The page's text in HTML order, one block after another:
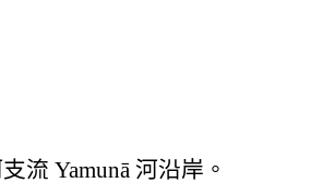
流 Yamunā 河沿岸。